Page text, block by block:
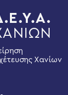
Χανίων